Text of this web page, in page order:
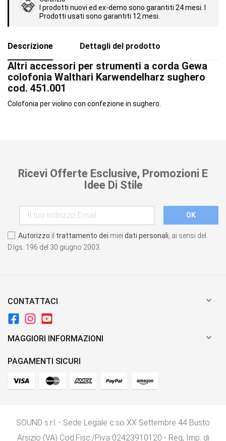
I prodotti nuovi ed ex-demo sono garantiti 24 mesi. I
Prodotti usati sono garantiti 12 mesi.
Descrizione Dettagli del prodotto
Altri accessori per strumenti a corda Gewa
colofonia Walthari Karwendelharz sughero
cod. 451.001
Colofonia per violino con confezione in sughero.
Ricevi Offerte Esclusive, Promozioni E
Idee Di Stile
Autorizzo il trattamento dei miei dati personali , ai sensi del
D.lgs. 196 del 30 giugno 2003.
CONTATTACI 
MAGGIORI INFORMAZIONI 
PAGAMENTI SICURI
SOUND s.r.l. - Sede Legale c.so XX Settembre 44 Busto
Arsizio (VA) Cod.Fisc./P.iva 02423910120 - Reg, Imp. di